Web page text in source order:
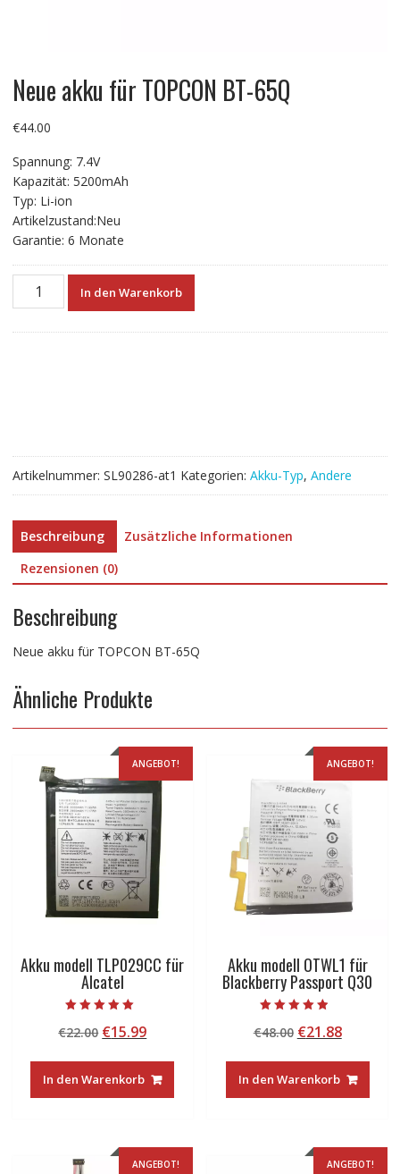
Neue akku für TOPCON BT-65Q
€44.00
Spannung: 7.4V
Kapazität: 5200mAh
Typ: Li-ion
Artikelzustand:Neu
Garantie: 6 Monate
Neue
In den Warenkorb
Artikelnummer: SL90286-at1 Kategorien: Akku-Typ, Andere
Beschreibung
Zusätzliche Informationen
Rezensionen (0)
Beschreibung
Neue akku für TOPCON BT-65Q
Ähnliche Produkte
ANGEBOT!
Akku modell TLP029CC für
Alcatel
5.00
von 5
€22.00 Ursprünglicher
war:
€22.00
€15.99Aktueller
ist:
€15.99.
In den Warenkorb
ANGEBOT!
Akku modell OTWL1 für
Blackberry Passport Q30
4.50
von 5
€48.00 Ursprünglicher
war:
€48.00
€21.88
ist:
€21.88.
In den Warenkorb
ANGEBOT! ANGEBOT!